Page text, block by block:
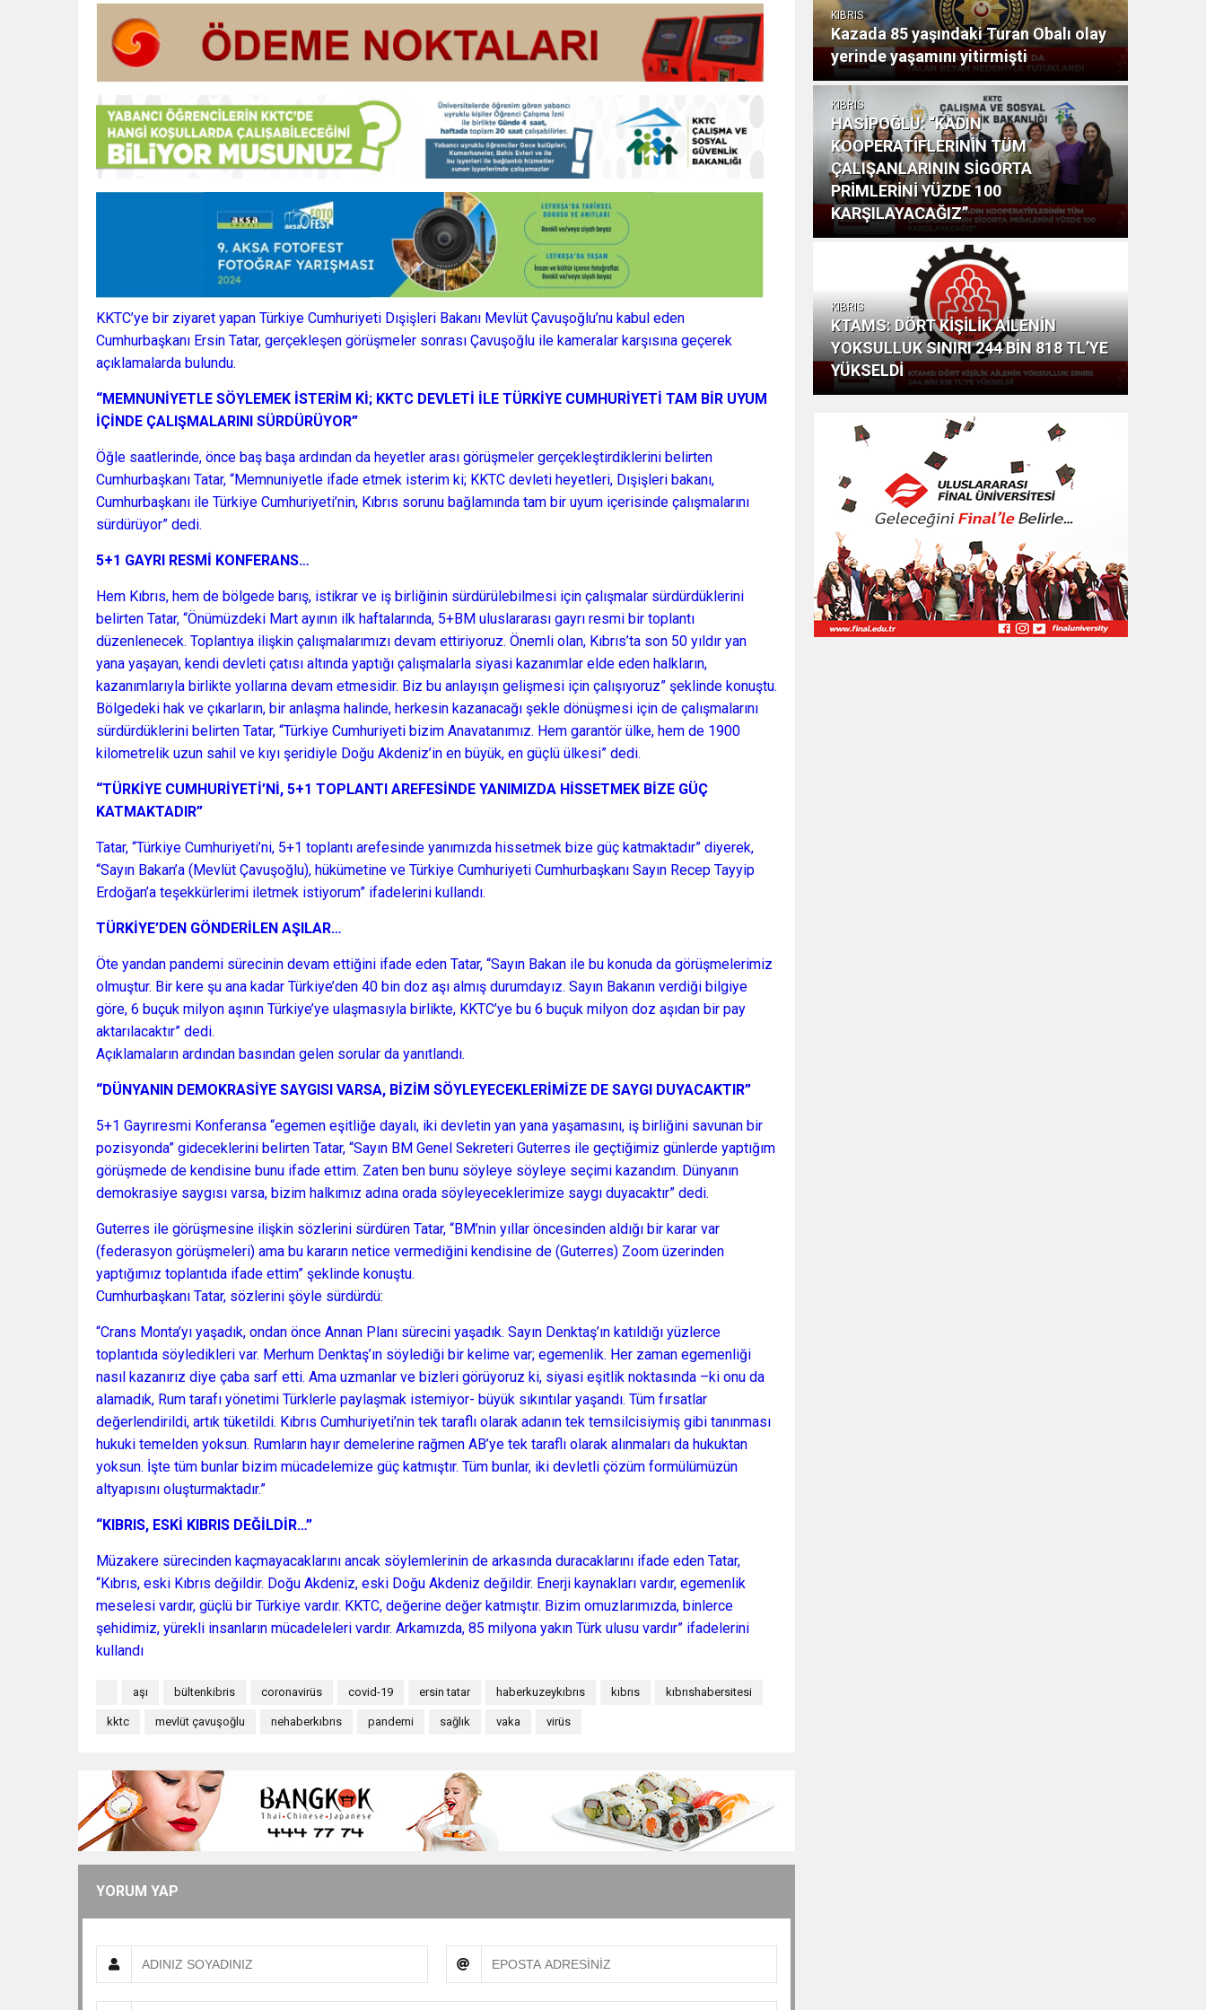
KKTC’ye bir ziyaret yapan Türkiye Cumhuriyeti Dışişleri Bakanı Mevlüt Çavuşoğlu’nu kabul eden
Cumhurbaşkanı Ersin Tatar, gerçekleşen görüşmeler sonrası Çavuşoğlu ile kameralar karşısına geçerek
açıklamalarda bulundu.
“MEMNUNİYETLE SÖYLEMEK İSTERİM Kİ; KKTC DEVLETİ İLE TÜRKİYE CUMHURİYETİ TAM BİR UYUM
İÇİNDE ÇALIŞMALARINI SÜRDÜRÜYOR”
Öğle saatlerinde, önce baş başa ardından da heyetler arası görüşmeler gerçekleştirdiklerini belirten
Cumhurbaşkanı Tatar, “Memnuniyetle ifade etmek isterim ki; KKTC devleti heyetleri, Dışişleri bakanı,
Cumhurbaşkanı ile Türkiye Cumhuriyeti’nin, Kıbrıs sorunu bağlamında tam bir uyum içerisinde çalışmalarını
sürdürüyor” dedi.
5+1 GAYRI RESMİ KONFERANS…
Hem Kıbrıs, hem de bölgede barış, istikrar ve iş birliğinin sürdürülebilmesi için çalışmalar sürdürdüklerini
belirten Tatar, “Önümüzdeki Mart ayının ilk haftalarında, 5+BM uluslararası gayrı resmi bir toplantı
düzenlenecek. Toplantıya ilişkin çalışmalarımızı devam ettiriyoruz. Önemli olan, Kıbrıs’ta son 50 yıldır yan
yana yaşayan, kendi devleti çatısı altında yaptığı çalışmalarla siyasi kazanımlar elde eden halkların,
kazanımlarıyla birlikte yollarına devam etmesidir. Biz bu anlayışın gelişmesi için çalışıyoruz” şeklinde konuştu.
Bölgedeki hak ve çıkarların, bir anlaşma halinde, herkesin kazanacağı şekle dönüşmesi için de çalışmalarını
sürdürdüklerini belirten Tatar, “Türkiye Cumhuriyeti bizim Anavatanımız. Hem garantör ülke, hem de 1900
kilometrelik uzun sahil ve kıyı şeridiyle Doğu Akdeniz’in en büyük, en güçlü ülkesi” dedi.
“TÜRKİYE CUMHURİYETİ’Nİ, 5+1 TOPLANTI AREFESİNDE YANIMIZDA HİSSETMEK BİZE GÜÇ
KATMAKTADIR”
Tatar, “Türkiye Cumhuriyeti’ni, 5+1 toplantı arefesinde yanımızda hissetmek bize güç katmaktadır” diyerek,
“Sayın Bakan’a (Mevlüt Çavuşoğlu), hükümetine ve Türkiye Cumhuriyeti Cumhurbaşkanı Sayın Recep Tayyip
Erdoğan’a teşekkürlerimi iletmek istiyorum” ifadelerini kullandı.
TÜRKİYE’DEN GÖNDERİLEN AŞILAR…
Öte yandan pandemi sürecinin devam ettiğini ifade eden Tatar, “Sayın Bakan ile bu konuda da görüşmelerimiz
olmuştur. Bir kere şu ana kadar Türkiye’den 40 bin doz aşı almış durumdayız. Sayın Bakanın verdiği bilgiye
göre, 6 buçuk milyon aşının Türkiye’ye ulaşmasıyla birlikte, KKTC’ye bu 6 buçuk milyon doz aşıdan bir pay
aktarılacaktır” dedi.
Açıklamaların ardından basından gelen sorular da yanıtlandı.
“DÜNYANIN DEMOKRASİYE SAYGISI VARSA, BİZİM SÖYLEYECEKLERİMİZE DE SAYGI DUYACAKTIR”
5+1 Gayrıresmi Konferansa “egemen eşitliğe dayalı, iki devletin yan yana yaşamasını, iş birliğini savunan bir
pozisyonda” gideceklerini belirten Tatar, “Sayın BM Genel Sekreteri Guterres ile geçtiğimiz günlerde yaptığım
görüşmede de kendisine bunu ifade ettim. Zaten ben bunu söyleye söyleye seçimi kazandım. Dünyanın
demokrasiye saygısı varsa, bizim halkımız adına orada söyleyeceklerimize saygı duyacaktır” dedi.
Guterres ile görüşmesine ilişkin sözlerini sürdüren Tatar, “BM’nin yıllar öncesinden aldığı bir karar var
(federasyon görüşmeleri) ama bu kararın netice vermediğini kendisine de (Guterres) Zoom üzerinden
yaptığımız toplantıda ifade ettim” şeklinde konuştu.
Cumhurbaşkanı Tatar, sözlerini şöyle sürdürdü:
“Crans Monta’yı yaşadık, ondan önce Annan Planı sürecini yaşadık. Sayın Denktaş’ın katıldığı yüzlerce
toplantıda söyledikleri var. Merhum Denktaş’ın söylediği bir kelime var; egemenlik. Her zaman egemenliği
nasıl kazanırız diye çaba sarf etti. Ama uzmanlar ve bizleri görüyoruz ki, siyasi eşitlik noktasında –ki onu da
alamadık, Rum tarafı yönetimi Türklerle paylaşmak istemiyor- büyük sıkıntılar yaşandı. Tüm fırsatlar
değerlendirildi, artık tüketildi. Kıbrıs Cumhuriyeti’nin tek taraflı olarak adanın tek temsilcisiymiş gibi tanınması
hukuki temelden yoksun. Rumların hayır demelerine rağmen AB’ye tek taraflı olarak alınmaları da hukuktan
yoksun. İşte tüm bunlar bizim mücadelemize güç katmıştır. Tüm bunlar, iki devletli çözüm formülümüzün
altyapısını oluşturmaktadır.”
“KIBRIS, ESKİ KIBRIS DEĞİLDİR…”
Müzakere sürecinden kaçmayacaklarını ancak söylemlerinin de arkasında duracaklarını ifade eden Tatar,
“Kıbrıs, eski Kıbrıs değildir. Doğu Akdeniz, eski Doğu Akdeniz değildir. Enerji kaynakları vardır, egemenlik
meselesi vardır, güçlü bir Türkiye vardır. KKTC, değerine değer katmıştır. Bizim omuzlarımızda, binlerce
şehidimiz, yürekli insanların mücadeleleri vardır. Arkamızda, 85 milyona yakın Türk ulusu vardır” ifadelerini
kullandı
aşı bültenkibris coronavirüs covid-19 ersin tatar haberkuzeykıbrıs kıbrıs kıbrıshabersitesi
kktc mevlüt çavuşoğlu nehaberkıbrıs pandemi sağlık vaka virüs
YORUM YAP
KIBRIS
Kazada 85 yaşındaki Turan Obalı olay
yerinde yaşamını yitirmişti
KIBRIS
HASİPOĞLU: “KADIN
KOOPERATİFLERİNİN TÜM
ÇALIŞANLARININ SİGORTA
PRİMLERİNİ YÜZDE 100
KARŞILAYACAĞIZ”
KIBRIS
KTAMS: DÖRT KİŞİLİK AİLENİN
YOKSULLUK SINIRI 244 BİN 818 TL’YE
YÜKSELDİ